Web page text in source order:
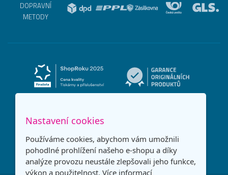
DOPRAVNÍ
METODY
Nastavení cookies
Používáme cookies, abychom vám umožnili
pohodlné prohlížení našeho e-shopu a díky
analýze provozu neustále zlepšovali jeho funkce,
výkon a použitelnost. Více informací